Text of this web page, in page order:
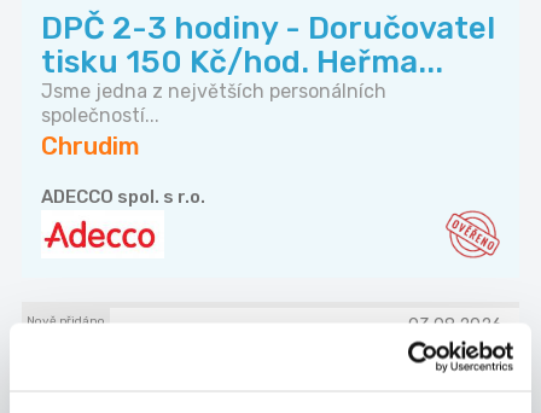
DPČ 2-3 hodiny - Doručovatel
tisku 150 Kč/hod. Heřma...
Jsme jedna z největších personálních
společností...
Chrudim
ADECCO spol. s r.o.
Nově přidáno 03.08.2026